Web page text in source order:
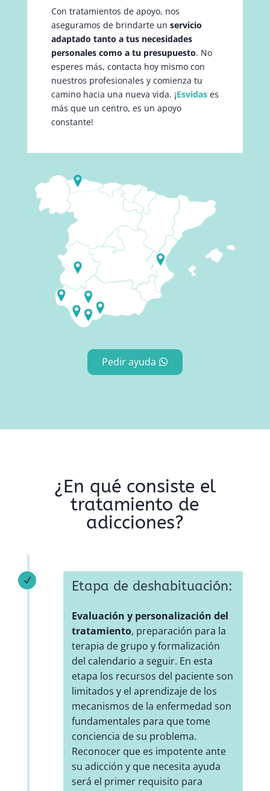
Con tratamientos de apoyo, nos
aseguramos de brindarte un servicio
adaptado tanto a tus necesidades
personales como a tu presupuesto. No
esperes más, contacta hoy mismo con
nuestros profesionales y comienza tu
camino hacia una nueva vida. ¡Esvidas es
más que un centro, es un apoyo
constante!
Pedir ayuda
¿En qué consiste el
tratamiento de
adicciones?
N Etapa de deshabituación:
Evaluación y personalización del
tratamiento, preparación para la
terapia de grupo y formalización
del calendario a seguir. En esta
etapa los recursos del paciente son
limitados y el aprendizaje de los
mecanismos de la enfermedad son
fundamentales para que tome
conciencia de su problema.
Reconocer que es impotente ante
su adicción y que necesita ayuda
será el primer requisito para